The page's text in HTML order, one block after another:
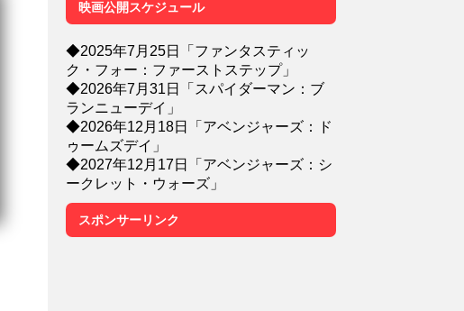
映画公開スケジュール
◆2025年7月25日「ファンタスティッ
ク・フォー：ファーストステップ」
◆2026年7月31日「スパイダーマン：ブ
ランニューデイ」
◆2026年12月18日「アベンジャーズ：ド
ゥームズデイ」
◆2027年12月17日「アベンジャーズ：シ
ークレット・ウォーズ」
スポンサーリンク